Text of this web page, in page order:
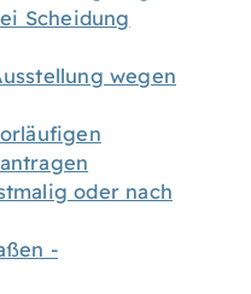
Scheidung
wegen
oder nach
-